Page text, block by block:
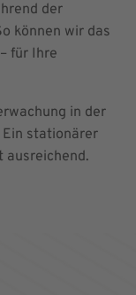
der
können wir das
für Ihre
in der
stationärer
ausreichend.